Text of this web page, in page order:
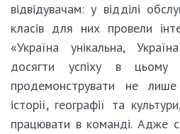
відвідувачам: у відділі
класів для них провели
«Україна унікальна,
досягти успіху в цьому
продемонструвати не лише
історії, географії та
працювати в команді. Адже